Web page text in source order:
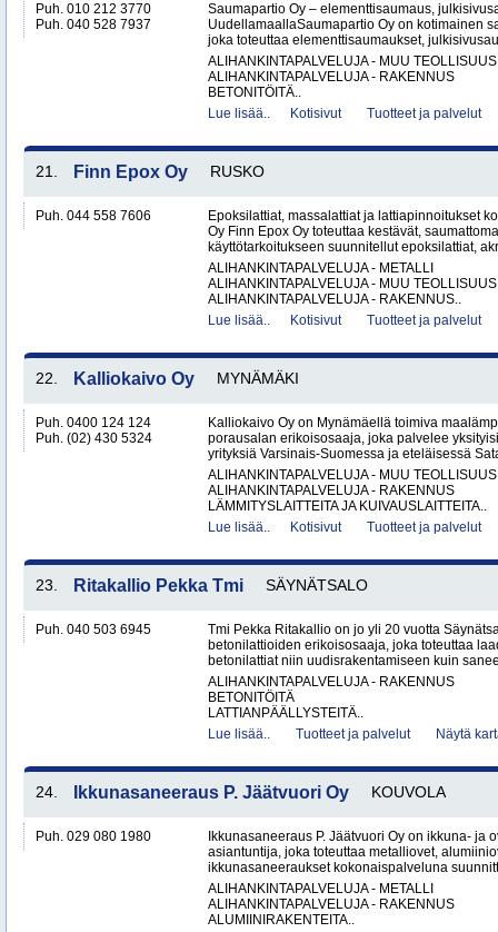
Puh. 010 212 3770
Puh. 040 528 7937
Saumapartio Oy – elementtisaumaus,
UudellamaallaSaumapartio Oy on kotimainen
joka toteuttaa elementtisaumaukset,
ALIHANKINTAPALVELUJA - MUU TEOLLISUUS
ALIHANKINTAPALVELUJA - RAKENNUS
BETONITÖITÄ..
Lue lisää..
Kotisivut Tuotteet ja palvelut
21. Finn Epox Oy RUSKO
Puh. 044 558 7606
Epoksilattiat, massalattiat ja lattiapinnoitukset
Oy Finn Epox Oy toteuttaa kestävät,
käyttötarkoitukseen suunnitellut epoksilattiat,
ALIHANKINTAPALVELUJA - METALLI
ALIHANKINTAPALVELUJA - MUU TEOLLISUUS
ALIHANKINTAPALVELUJA - RAKENNUS..
Lue lisää..
Kotisivut Tuotteet ja palvelut
22. Kalliokaivo Oy MYNÄMÄKI
Puh. 0400 124 124
Puh. (02) 430 5324
Kalliokaivo Oy on Mynämäellä toimiva
porausalan erikoisosaaja, joka palvelee
yrityksiä Varsinais-Suomessa ja eteläisessä
ALIHANKINTAPALVELUJA - MUU TEOLLISUUS
ALIHANKINTAPALVELUJA - RAKENNUS
LÄMMITYSLAITTEITA JA KUIVAUSLAITTEITA..
Lue lisää..
Kotisivut Tuotteet ja palvelut
23. Ritakallio Pekka Tmi SÄYNÄTSALO
Puh. 040 503 6945
Tmi Pekka Ritakallio on jo yli 20 vuotta
betonilattioiden erikoisosaaja, joka toteuttaa
betonilattiat niin uudisrakentamiseen kuin
ALIHANKINTAPALVELUJA - RAKENNUS
BETONITÖITÄ
LATTIANPÄÄLLYSTEITÄ..
Lue lisää..
Tuotteet ja palvelut Näytä
24. Ikkunasaneeraus P. Jäätvuori Oy KOUVOLA
Puh. 029 080 1980
Ikkunasaneeraus P. Jäätvuori Oy on ikkuna- ja
asiantuntija, joka toteuttaa metalliovet,
ikkunasaneeraukset kokonaispalveluna
ALIHANKINTAPALVELUJA - METALLI
ALIHANKINTAPALVELUJA - RAKENNUS
ALUMIINIRAKENTEITA..